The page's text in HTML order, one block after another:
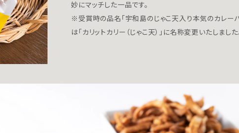
妙にマッチした一品です。
※受賞時の品名「宇和島のじゃこ天入り本気のカレーパ
は「カリットカリー（じゃこ天）」に名称変更いたしました